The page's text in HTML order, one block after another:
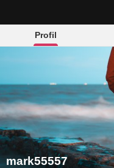
Profil
mark55557